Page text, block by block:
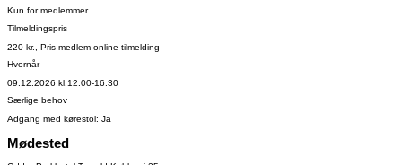
Kun for medlemmer
Tilmeldingspris
220 kr., Pris medlem online tilmelding
Hvornår
09.12.2026 kl.12.00-16.30
Særlige behov
Adgang med kørestol: Ja
Mødested